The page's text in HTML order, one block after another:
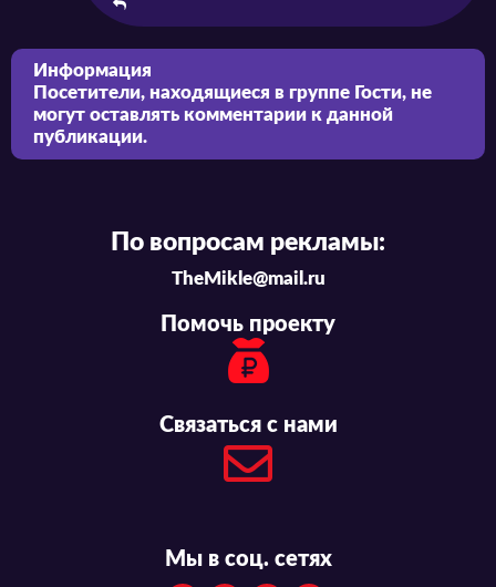
Информация
Посетители, находящиеся в группе Гости, не
могут оставлять комментарии к данной
публикации.
По вопросам рекламы:
TheMikle@mail.ru
Помочь проекту
Связаться с нами
Мы в соц. сетях